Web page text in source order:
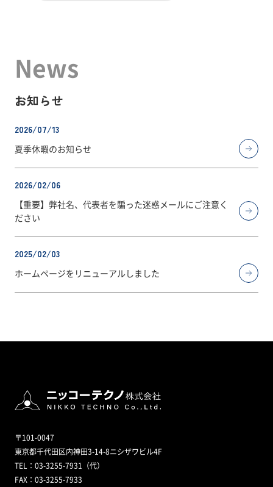
News
お知らせ
2026/07/13
夏季休暇のお知らせ
2026/02/06
【重要】弊社名、代表者を騙った迷惑メールにご注意く
ださい
2025/02/03
ホームページをリニューアルしました
〒101-0047
東京都千代田区内神田3-14-8ニシザワビル4F
TEL：03-3255-7931（代）
FAX：03-3255-7933